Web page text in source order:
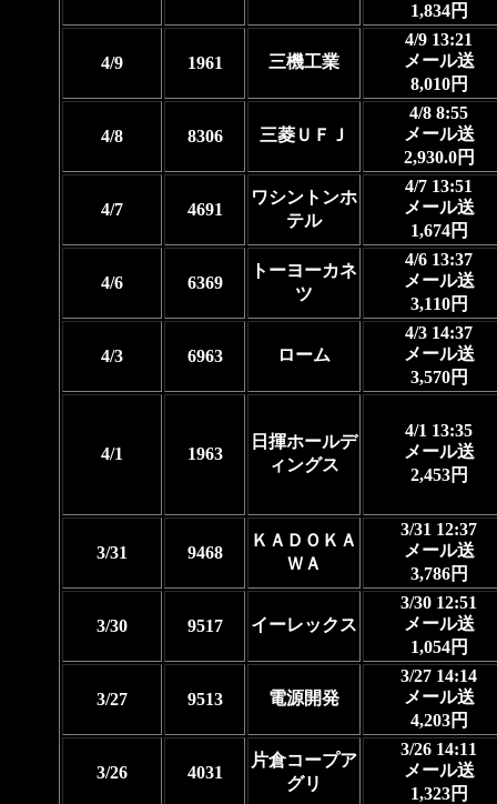
1,834円
4/9 1961 三機工業
4/9 13:21
メール送
8,010円
4/8 8306 三菱ＵＦＪ
4/8 8:55
メール送
2,930.0円
4/7 4691
ワシントンホ
テル
4/7 13:51
メール送
1,674円
4/6 6369
トーヨーカネ
ツ
4/6 13:37
メール送
3,110円
4/3 6963 ローム
4/3 14:37
メール送
3,570円
4/1 1963
日揮ホールデ
ィングス
4/1 13:35
メール送
2,453円
3/31 9468
ＫＡＤＯＫＡ
ＷＡ
3/31 12:37
メール送
3,786円
3/30 9517 イーレックス
3/30 12:51
メール送
1,054円
3/27 9513 電源開発
3/27 14:14
メール送
4,203円
3/26 4031
片倉コープア
グリ
3/26 14:11
メール送
1,323円